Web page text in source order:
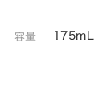
容量 175mL